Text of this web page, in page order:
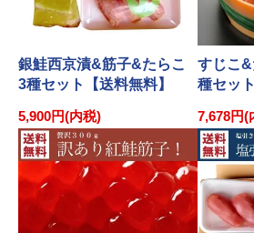
銀鮭西京漬&筋子&たらこ
3種セット【送料無料】
5,900円(内税)
すじこ
種セッ
7,678円(